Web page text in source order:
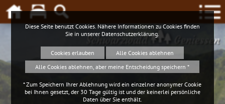
Schwarzwald Geniessen
Diese Seite benutzt Cookies. Nähere Informationen zu Cookies finden
Sie in unserer Datenschutzerklärung
Cookies erlauben
Alle Cookies ablehnen
Alle Cookies ablehnen, aber meine Entscheidung speichern *
* Zum Speichern Ihrer Ablehnung wird ein einzelner anonymer Cookie
bei Ihnen gesetzt, der 30 Tage gültig ist und der keinerlei persönliche
Daten über Sie enthält.